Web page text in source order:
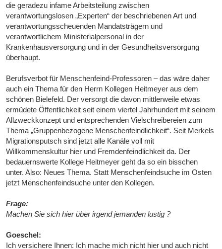
die geradezu infame Arbeitsteilung zwischen
verantwortungslosen „Experten“ der beschriebenen Art und
verantwortungsscheuenden Mandatsträgern und
verantwortlichem Ministerialpersonal in der
Krankenhausversorgung und in der Gesundheitsversorgung
überhaupt.
Berufsverbot für Menschenfeind-Professoren – das wäre daher
auch ein Thema für den Herrn Kollegen Heitmeyer aus dem
schönen Bielefeld. Der versorgt die davon mittlerweile etwas
ermüdete Öffentlichkeit seit einem viertel Jahrhundert mit seinem
Allzweckkonzept und entsprechenden Vielschreibereien zum
Thema „Gruppenbezogene Menschenfeindlichkeit“. Seit Merkels
Migrationsputsch sind jetzt alle Kanäle voll mit
Willkommenskultur hier und Fremdenfeindlichkeit da. Der
bedauernswerte Kollege Heitmeyer geht da so ein bisschen
unter. Also: Neues Thema. Statt Menschenfeindsuche im Osten
jetzt Menschenfeindsuche unter den Kollegen.
Frage:
Machen Sie sich hier über irgend jemanden lustig ?
Goeschel:
Ich versichere Ihnen: Ich mache mich nicht hier und auch nicht